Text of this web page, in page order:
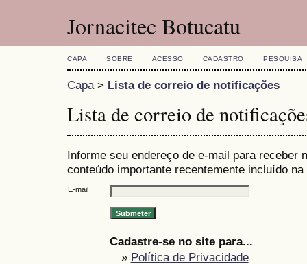
Jornacitec Botucatu
CAPA SOBRE ACESSO CADASTRO PESQUISA
Capa> Lista de correio de notificações
Lista de correio de
Informe seu endereço de e-mail para receber
conteúdo importante recentemente incluído
E-mail
Cadastre-se no site para...
» Política de Privacidade